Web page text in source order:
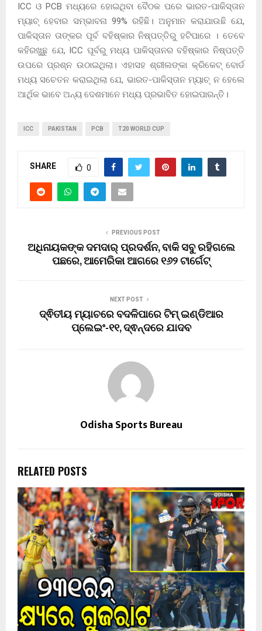
ICC ଓ PCB ମଧ୍ୟରେ ହୋଇଥିବା ବୈଠକ ପରେ ଭାରତ-ପାକିସ୍ତାନ
ମ୍ୟାଚ୍ ହେବାର ସମ୍ଭାବନା 99% ରହିଛି। ଅନୁମାନ କରାଯାଉଛି ଯେ,
ପାକିସ୍ତାନ ତାଙ୍କର ପୂର୍ବ ବହିଷ୍କାର ନିଷ୍ପତ୍ତିରୁ ହଟିପାରେ । ତେବେ
କହିରଖୁଛୁ ଯେ, ICC ପୂର୍ବରୁ ମଧ୍ୟ ପାକିସ୍ତାନର ବହିଷ୍କାର ନିଷ୍ପତ୍ତି
ଉପରେ ପ୍ରଶ୍ନ ଉଠାଇଥିଲା। ଏହାସହ ଶ୍ରୀଲଙ୍କା କ୍ରିକେଟ୍ ବୋର୍ଡ
ମଧ୍ୟ ସଚେତନ କରାଇଥିଲା ଯେ, ଭାରତ-ପାକିସ୍ତାନ ମ୍ୟାଚ୍ ନ ହେଲେ
ଆର୍ଥିକ ଭାବେ ଅନ୍ୟ ଦେଶମାନେ ମଧ୍ୟ ପ୍ରଭାବିତ ହୋଇପାରନ୍ତି।
ICC PAKISTAN PCB T20 WORLD CUP
SHARE 0
PREVIOUS POST
ଅଧିନାୟକଙ୍କ ଦମଦାର୍ ପ୍ରଦର୍ଶନ, ବାକି ସବୁ ରହିଗଲେ
ପଛରେ, ଆମେରିକା ଆଗରେ ୧୬୨ ଟାର୍ଗେଟ୍
NEXT POST
ଦ୍ଵିତୀୟ ମ୍ୟାଚରେ ବଦଳିପାରେ ଟିମ୍ ଇଣ୍ଡିଆର
ପ୍ଲେଇଂ-୧୧, ଦ୍ଵନ୍ଦରେ ଯାଦବ
Odisha Sports Bureau
RELATED POSTS